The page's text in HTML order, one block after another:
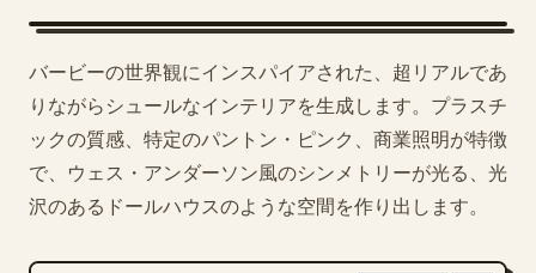
プロンプト
料金
バービーの世界観にインスパイアされた、超リアルであ
りながらシュールなインテリアを生成します。プラスチ
ックの質感、特定のパントン・ピンク、商業照明が特徴
で、ウェス・アンダーソン風のシンメトリーが光る、光
沢のあるドールハウスのような空間を作り出します。